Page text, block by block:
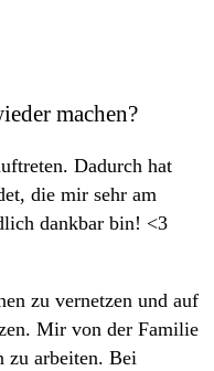
machen?
Dadurch hat
die mir sehr am
dankbar bin! <3
zu vernetzen und auf
Mir von der Familie
zu arbeiten. Bei